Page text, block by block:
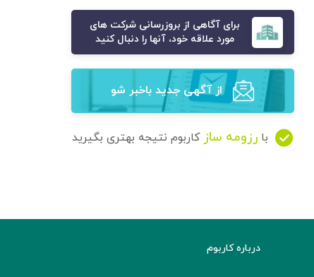
برای آگاهی از بروزرسانی شرکت های
مورد علاقه خود، آنها را دنبال کنید
از آگهی‌ جدید باخبر شو
با رزومه ساز کاربوم نتیجه بهتری بگیرید
درباره کاربوم